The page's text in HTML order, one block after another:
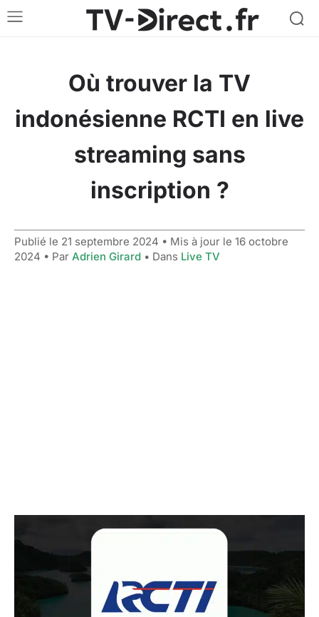
Où trouver la TV
indonésienne RCTI en live
streaming sans
inscription ?
Publié le 21 septembre 2024 • Mis à jour le 16 octobre
2024 • Par Adrien Girard • Dans Live TV